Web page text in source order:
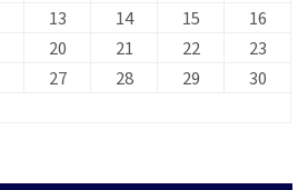
13 14 15
16
20 21 22
23
27 28 29
30